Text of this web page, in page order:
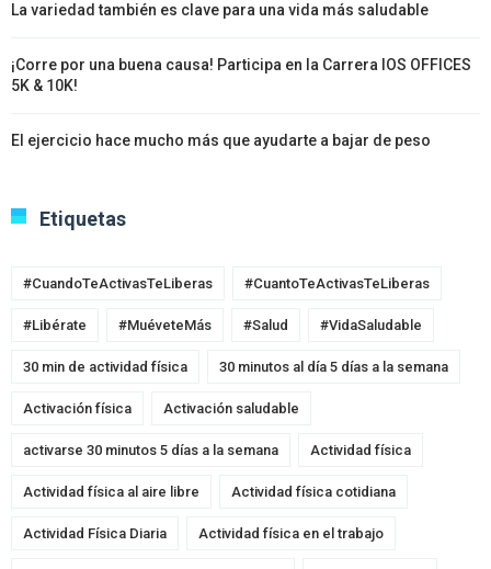
La variedad también es clave para una vida más saludable
¡Corre por una buena causa! Participa en la Carrera IOS OFFICES
5K & 10K!
El ejercicio hace mucho más que ayudarte a bajar de peso
Etiquetas
#CuandoTeActivasTeLiberas #CuantoTeActivasTeLiberas
#Libérate #MuéveteMás #Salud #VidaSaludable
30 min de actividad física 30 minutos al día 5 días a la semana
Activación física Activación saludable
activarse 30 minutos 5 días a la semana Actividad física
Actividad física al aire libre Actividad física cotidiana
Actividad Física Diaria Actividad física en el trabajo